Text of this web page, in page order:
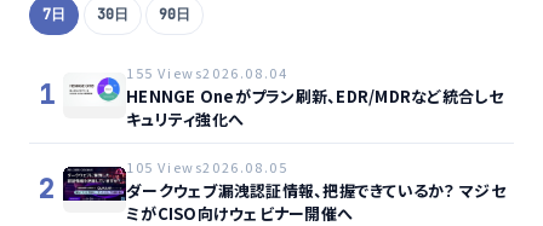
7日 30日 90日
1
155 Views2026.08.04
HENNGE Oneがプラン刷新、EDR/MDRなど統合しセ
キュリティ強化へ
2
105 Views2026.08.05
ダークウェブ漏洩認証情報、把握できているか？ マジセ
ミがCISO向けウェビナー開催へ